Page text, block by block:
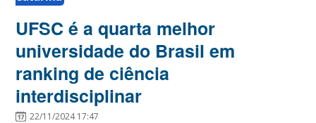
UFSC é a quarta melhor
universidade do Brasil em
ranking de ciência
interdisciplinar
22/11/2024 17:47